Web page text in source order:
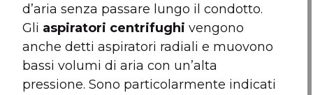
d’aria senza passare lungo il condotto.
Gli aspiratori centrifughi vengono
anche detti aspiratori radiali e muovono
bassi volumi di aria con un’alta
pressione. Sono particolarmente indicati